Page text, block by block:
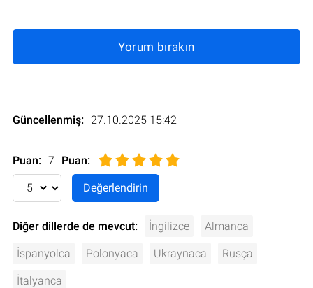
Yorum bırakın
Güncellenmiş: 27.10.2025 15:42
Puan: 7 Puan:
Diğer dillerde de mevcut: İngilizce Almanca
İspanyolca Polonyaca Ukraynaca Rusça
İtalyanca